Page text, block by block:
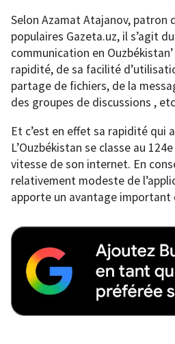
Selon Azamat Atajanov, patron
populaires Gazeta.uz, il s’agit
communication en
rapidité, de sa facilité
partage de fichiers, de la
des groupes de discussions ,
Et c’est en effet sa rapidité qui
L’Ouzbékistan se classe au
vitesse de son internet. En
relativement modeste de
apporte un avantage important